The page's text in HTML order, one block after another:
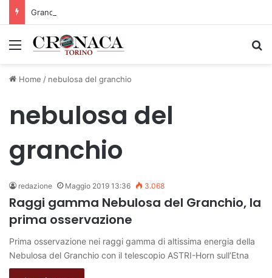
Menu
Home / nebulosa del granchio
nebulosa del
granchio
redazione Maggio 2019 13:36 3.068
Raggi gamma Nebulosa del Granchio, la
prima osservazione
Prima osservazione nei raggi gamma di altissima energia della
Nebulosa del Granchio con il telescopio ASTRI-Horn sull’Etna